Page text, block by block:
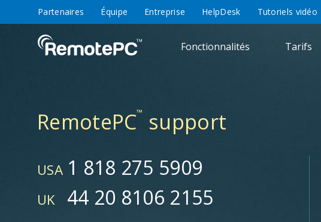
Partenaires Équipe Entreprise HelpDesk Tutoriels vidéo
Fonctionnalités Tarifs
RemotePC™ support
USA 1 818 275 5909
UK 44 20 8106 2155